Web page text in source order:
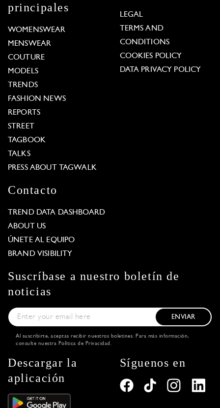
principales
WOMENSWEAR
MENSWEAR
COUTURE
MODELS
TRENDS
FASHION NEWS
REPORTS
STREET
TAGBOOK
TALKS
PRESS ABOUT TAGWALK
LEGAL
TERMS AND
CONDITIONS
COOKIES POLICY
DATA PRIVACY POLICY
Contacto
TREND DATA DASHBOARD
ABOUT US
ÚNETE AL EQUIPO
BRAND VISIBILITY
Suscríbase a nuestro boletín de
noticias
ENVIAR
Al suscribirte, aceptas recibir nuestros boletines. Para más información,
consulte nuestra Política de Privacidad .
Descargar la
aplicación
Síguenos en